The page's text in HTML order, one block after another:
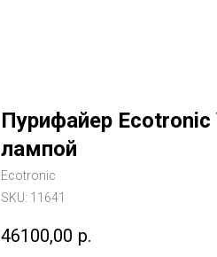
Пурифайер Ecotronic
лампой
Ecotronic
SKU: 11641
46100,00 р.